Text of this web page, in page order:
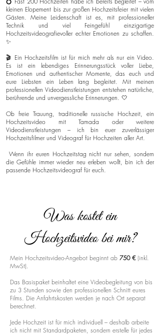
kleinen Elopement bis zur großen Hochzeitsfeier mit vielen
Gästen. Meine Leidenschaft ist es, mit professioneller
Technik und viel Feingefühl einzigartige
Hochzeitsvideografievoller echter Emotionen zu schaffen.
✨
🎬 Ein Hochzeitsfilm ist für mich mehr als nur ein Video.
Es ist ein lebendiges Erinnerungsstück voller Liebe,
Emotionen und authentischer Momente, das euch und
eure Liebsten ein Leben lang begleitet. Mit meinen
professionellen Videodienstleistungen entstehen natürliche,
berührende und unvergessliche Erinnerungen. 🤍
Ob freie Trauung, traditionelle russische Hochzeit, ein
Hochzeitsvideo mit Tamada oder weitere
Videodienstleistungen – ich bin euer zuverlässiger
Hochzeitsfilmer und Videograf für Hochzeiten aller Art.
Wenn ihr euren Hochzeitstag nicht nur sehen, sondern
die Gefühle immer wieder neu erleben wollt, bin ich der
passende Hochzeitsvideograf für euch.
Was kostet ein
Hochzeitsvideo bei mir?
Mein Hochzeitsvideo-Angebot beginnt ab 750 € (inkl.
MwSt).
Das Basispaket beinhaltet eine Videobegleitung von bis
zu 3 Stunden sowie den professionellen Schnitt eures
Films. Die Anfahrtskosten werden je nach Ort separat
berechnet.
Jede Hochzeit ist für mich individuell – deshalb arbeite
ich nicht mit Standardpaketen, sondern erstelle für jedes